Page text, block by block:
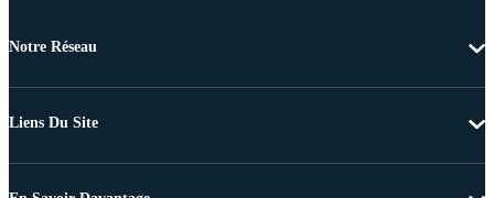
Notre Réseau
Liens Du Site